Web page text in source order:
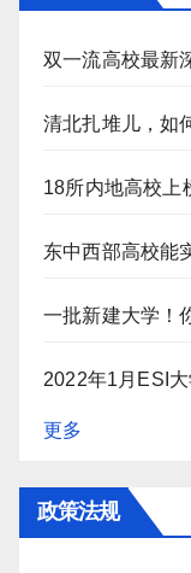
双一流高校最新
清北扎堆儿，如
18所内地高校上
东中西部高校能
一批新建大学！
2022年1月ESI
更多
政策法规